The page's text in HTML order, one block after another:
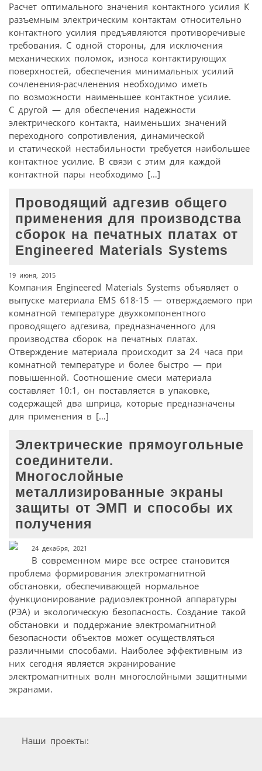
Расчет оптимального значения контактного усилия К
разъемным электрическим контактам относительно
контактного усилия предъявляются противоречивые
требования. С одной стороны, для исключения
механических поломок, износа контактирующих
поверхностей, обеспечения минимальных усилий
сочленения-расчленения необходимо иметь
по возможности наименьшее контактное усилие.
С другой — для обеспечения надежности
электрического контакта, наименьших значений
переходного сопротивления, динамической
и статической нестабильности требуется наибольшее
контактное усилие. В связи с этим для каждой
контактной пары необходимо […]
Проводящий адгезив общего
применения для производства
сборок на печатных платах от
Engineered Materials Systems
19 июня, 2015
Компания Engineered Materials Systems объявляет о
выпуске материала EMS 618-15 — отверждаемого при
комнатной температуре двухкомпонентного
проводящего адгезива, предназначенного для
производства сборок на печатных платах.
Отверждение материала происходит за 24 часа при
комнатной температуре и более быстро — при
повышенной. Соотношение смеси материала
составляет 10:1, он поставляется в упаковке,
содержащей два шприца, которые предназначены
для применения в […]
Электрические прямоугольные
соединители.
Многослойные
металлизированные экраны
защиты от ЭМП и способы их
получения
24 декабря, 2021
В современном мире все острее становится
проблема формирования электромагнитной
обстановки, обеспечивающей нормальное
функционирование радиоэлектронной аппаратуры
(РЭА) и экологическую безопасность. Создание такой
обстановки и поддержание электромагнитной
безопасности объектов может осуществляться
различными способами. Наиболее эффективным из
них сегодня является экранирование
электромагнитных волн многослойными защитными
экранами.
Наши проекты: